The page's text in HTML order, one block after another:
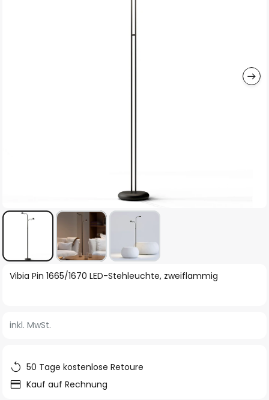
Zum
springen
Vibia Pin 1665/1670 LED-Stehleuchte, zweiflammig
inkl. MwSt.
50 Tage kostenlose Retoure
Kauf auf Rechnung